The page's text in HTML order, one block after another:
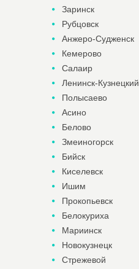
Заринск
Рубцовск
Анжеро-Судженск
Кемерово
Салаир
Ленинск-Кузнецкий
Полысаево
Асино
Белово
Змеиногорск
Бийск
Киселевск
Ишим
Прокопьевск
Белокуриха
Мариинск
Новокузнецк
Стрежевой